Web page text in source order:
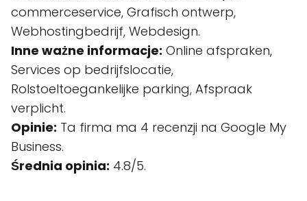
commerceservice, Grafisch ontwerp,
Webhostingbedrijf, Webdesign.
Inne ważne informacje: Online afspraken,
Services op bedrijfslocatie,
Rolstoeltoegankelijke parking, Afspraak
verplicht.
Opinie: Ta firma ma 4 recenzji na Google My
Business.
Średnia opinia: 4.8/5.